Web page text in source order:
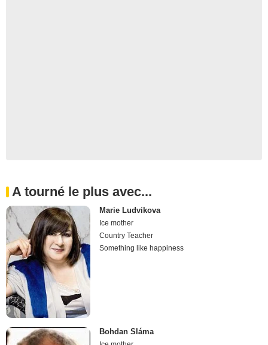
A tourné le plus avec...
Marie Ludvikova
Ice mother
Country Teacher
Something like happiness
Bohdan Sláma